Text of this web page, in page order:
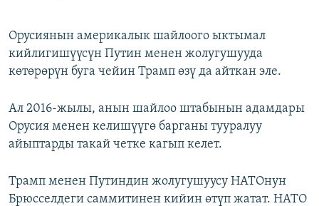
Орусиянын америкалык шайлоого ыктымал
кийлигишүүсүн Путин менен жолугушууда
көтөрөрүн буга чейин Трамп өзү да айткан эле.
Ал 2016-жылы, анын шайлоо штабынын адамдары
Орусия менен келишүүгө барганы тууралуу
айыптарды такай четке кагып келет.
Трамп менен Путиндин жолугушуусу НАТОнун
Брюсселдеги саммитинен кийин өтүп жатат. НАТО